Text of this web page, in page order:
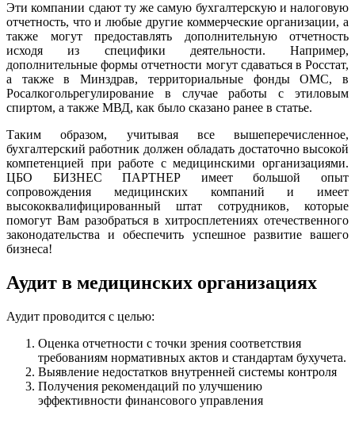
Эти компании сдают ту же самую бухгалтерскую и налоговую
отчетность, что и любые другие коммерческие организации, а
также могут предоставлять дополнительную отчетность
исходя из специфики деятельности. Например,
дополнительные формы отчетности могут сдаваться в Росстат,
а также в Минздрав, территориальные фонды ОМС, в
Росалкогольрегулирование в случае работы с этиловым
спиртом, а также МВД, как было сказано ранее в статье.
Таким образом, учитывая все вышеперечисленное,
бухгалтерский работник должен обладать достаточно высокой
компетенцией при работе с медицинскими организациями.
ЦБО БИЗНЕС ПАРТНЕР имеет большой опыт
сопровождения медицинских компаний и имеет
высококвалифицированный штат сотрудников, которые
помогут Вам разобраться в хитросплетениях отечественного
законодательства и обеспечить успешное развитие вашего
бизнеса!
Аудит в медицинских организациях
Аудит проводится с целью:
Оценка отчетности с точки зрения соответствия
требованиям нормативных актов и стандартам бухучета.
Выявление недостатков внутренней системы контроля
Получения рекомендаций по улучшению
эффективности финансового управления